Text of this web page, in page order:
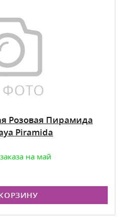
Розовая Пирамида
Piramida
на май